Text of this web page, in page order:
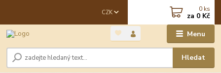
Menu
CZK
Hledat
0 ks
za 0 Kč